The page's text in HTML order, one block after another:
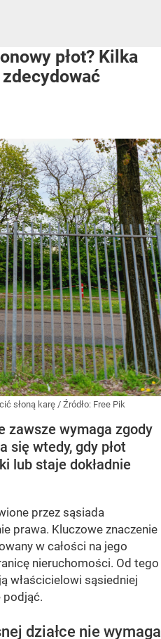
płot? Kilka
słoną karę / Źródło: Free Pik
zawsze wymaga zgody
się wtedy, gdy płot
lub staje dokładnie
przez sąsiada
prawa. Kluczowe znaczenie
w całości na jego
nieruchomości. Od tego
właścicielowi sąsiedniej
podjąć.
działce nie wymaga